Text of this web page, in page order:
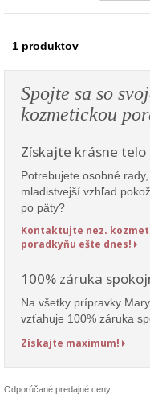
1 produktov
Spojte sa so
kozmetickou
Získajte krásne telo
Potrebujete osobné
mladistvejší vzhľad
po päty?
Kontaktujte nez.
poradkyňu ešte dnes!
100% záruka
Na všetky prípravky
vzťahuje 100% záruka
Získajte maximum!
Odporúčané predajné ceny.